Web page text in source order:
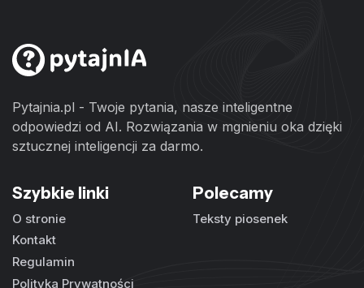
Pytajnia.pl - Twoje pytania, nasze inteligentne
odpowiedzi od AI. Rozwiązania w mgnieniu oka dzięki
sztucznej inteligencji za darmo.
Szybkie linki
O stronie
Kontakt
Regulamin
Polityka Prywatności
Polecamy
Teksty piosenek